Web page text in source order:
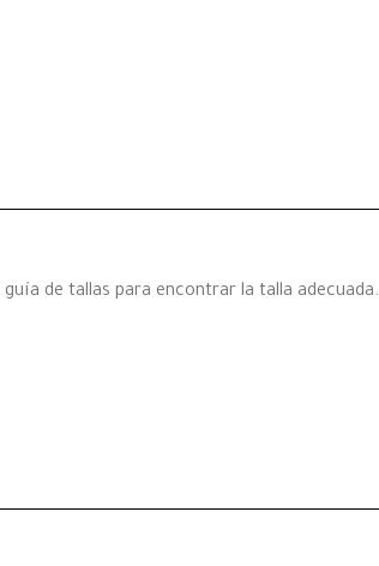
de tallas para encontrar la talla adecuada.